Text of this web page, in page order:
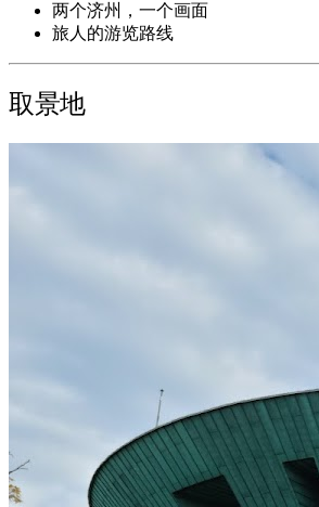
两个济州，一个画面
旅人的游览路线
取景地